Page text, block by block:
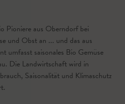
Pioniere aus Oberndorf bei
und Obst an ... und das aus
umfasst saisonales Bio Gemüse
Die Landwirtschaft wird in
Saisonalität und Klimaschutz